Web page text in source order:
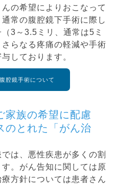
の希望によりおこなって
常の腹腔鏡下手術に際し
3～3.5ミリ、通常は5ミ
さらなる疼痛の軽減や手術
しております。
腔鏡手術について
家族の希望に配慮
のとれた「がん治
は、悪性疾患が多くの割
。がん告知に関しては原
方針については患者さん